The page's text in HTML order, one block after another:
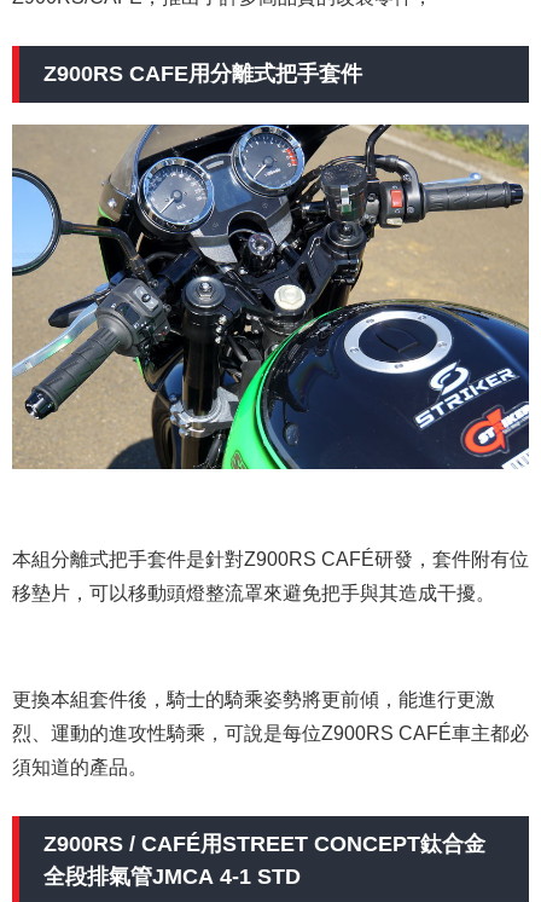
Z900RS CAFE用分離式把手套件
本組分離式把手套件是針對Z900RS CAFÉ研發，套件附有位
移墊片，可以移動頭燈整流罩來避免把手與其造成干擾。
更換本組套件後，騎士的騎乘姿勢將更前傾，能進行更激
烈、運動的進攻性騎乘，可說是每位Z900RS CAFÉ車主都必
須知道的產品。
Z900RS / CAFÉ用STREET CONCEPT鈦合金
全段排氣管JMCA 4-1 STD